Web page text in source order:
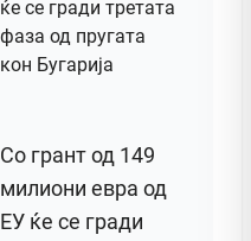
Со грант од 149
милиони евра од
ЕУ ќе се гради